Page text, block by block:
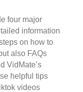
Español
Italiano
Português
four major
information
on how to
also FAQs
VidMate’s
helpful tips
videos